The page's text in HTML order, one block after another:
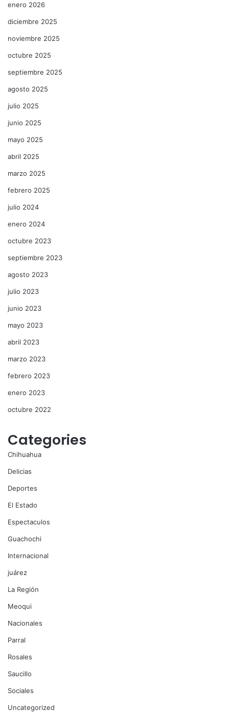
enero 2026
diciembre 2025
noviembre 2025
octubre 2025
septiembre 2025
agosto 2025
julio 2025
junio 2025
mayo 2025
abril 2025
marzo 2025
febrero 2025
julio 2024
enero 2024
octubre 2023
septiembre 2023
agosto 2023
julio 2023
junio 2023
mayo 2023
abril 2023
marzo 2023
febrero 2023
enero 2023
octubre 2022
Categories
Chihuahua
Delicias
Deportes
El Estado
Espectaculos
Guachochi
Internacional
juárez
La Región
Meoqui
Nacionales
Parral
Rosales
Saucillo
Sociales
Uncategorized